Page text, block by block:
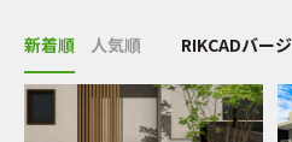
新着順 人気順